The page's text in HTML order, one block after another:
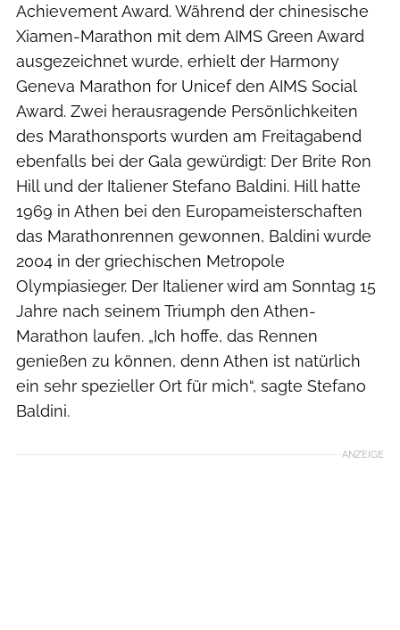
Achievement Award. Während der chinesische
Xiamen-Marathon mit dem AIMS Green Award
ausgezeichnet wurde, erhielt der Harmony
Geneva Marathon for Unicef den AIMS Social
Award. Zwei herausragende Persönlichkeiten
des Marathonsports wurden am Freitagabend
ebenfalls bei der Gala gewürdigt: Der Brite Ron
Hill und der Italiener Stefano Baldini. Hill hatte
1969 in Athen bei den Europameisterschaften
das Marathonrennen gewonnen, Baldini wurde
2004 in der griechischen Metropole
Olympiasieger. Der Italiener wird am Sonntag 15
Jahre nach seinem Triumph den Athen-
Marathon laufen. „Ich hoffe, das Rennen
genießen zu können, denn Athen ist natürlich
ein sehr spezieller Ort für mich“, sagte Stefano
Baldini.
ANZEIGE